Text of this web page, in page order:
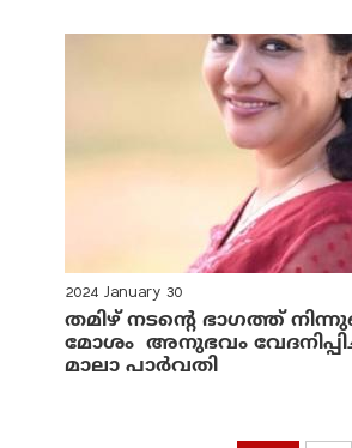
2024 January 30
തമിഴ് നടന്റെ ഭാഗത്ത്
മോശം അനുഭവം
മാലാ പാര്‍വതി